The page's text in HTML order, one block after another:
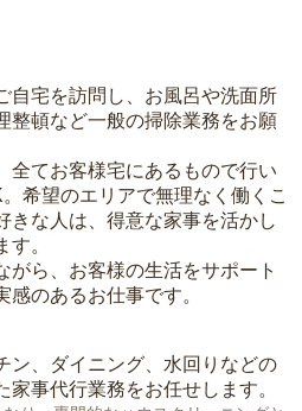
自宅を訪問し、お風呂や洗面所
整頓など一般の掃除業務をお願
全てお客様宅にあるもので行い
希望のエリアで無理なく働くこ
きな人は、得意な家事を活かし
。
がら、お客様の生活をサポート
のあるお仕事です。
ン、ダイニング、水回りなどの
家事代行業務をお任せします。